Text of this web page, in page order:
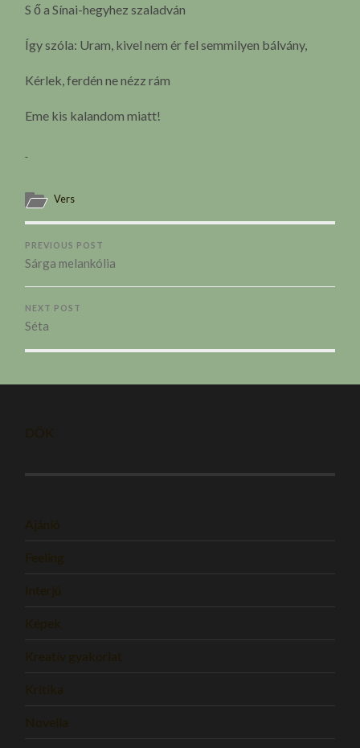
S ő a Sínai-hegyhez szaladván
Így szóla: Uram, kivel nem ér fel semmilyen bálvány,
Kérlek, ferdén ne nézz rám
Eme kis kalandom miatt!
Vers
PREVIOUS POST
Sárga melankólia
NEXT POST
Séta
DÖK
Ajánló
Feeling
Interjú
Képek
Kreatív gyakorlat
Kritika
Novella